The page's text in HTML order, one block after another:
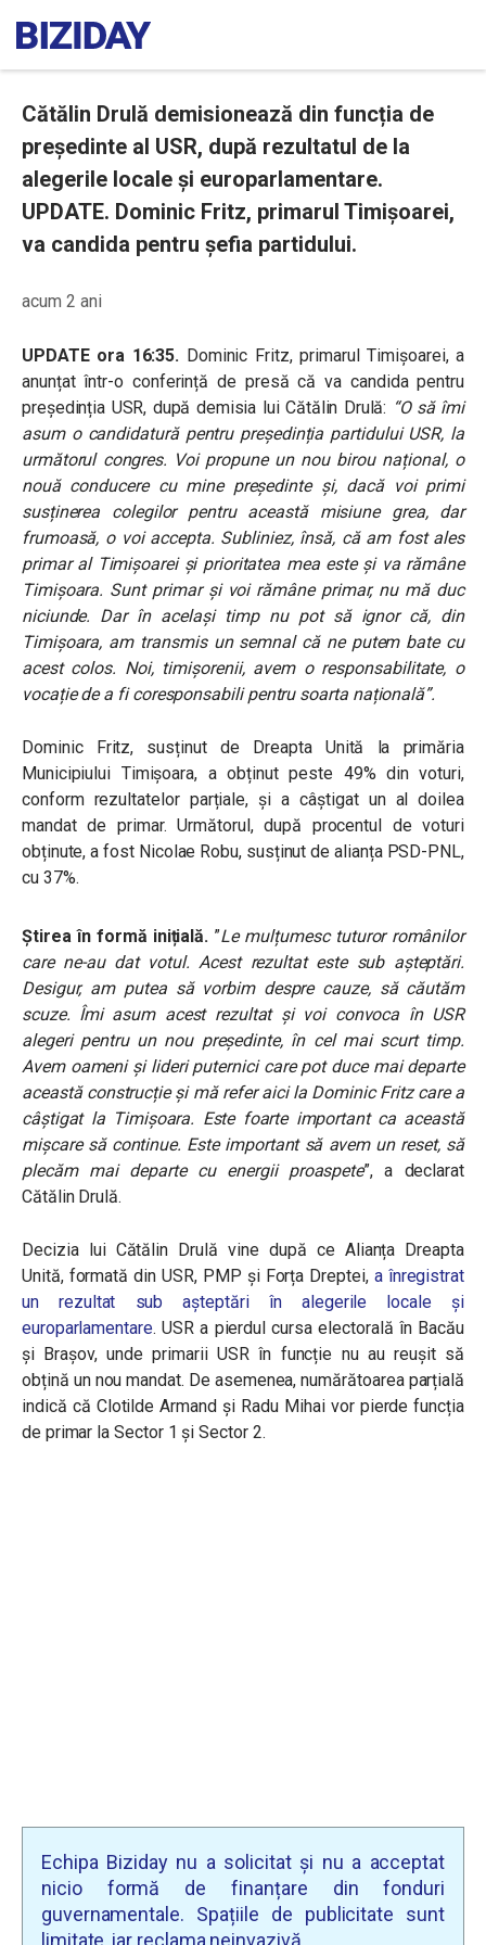
Cătălin Drulă demisionează din funcția de
președinte al USR, după rezultatul de la
alegerile locale și europarlamentare.
UPDATE. Dominic Fritz, primarul Timișoarei,
va candida pentru șefia partidului.
acum 2 ani
UPDATE ora 16:35. Dominic Fritz, primarul Timișoarei, a
anunțat într-o conferință de presă că va candida pentru
președinția USR, după demisia lui Cătălin Drulă: “O să îmi
asum o candidatură pentru președinția partidului USR, la
următorul congres. Voi propune un nou birou național, o
nouă conducere cu mine președinte și, dacă voi primi
susținerea colegilor pentru această misiune grea, dar
frumoasă, o voi accepta. Subliniez, însă, că am fost ales
primar al Timișoarei și prioritatea mea este și va rămâne
Timișoara. Sunt primar și voi rămâne primar, nu mă duc
niciunde. Dar în același timp nu pot să ignor că, din
Timișoara, am transmis un semnal că ne putem bate cu
acest colos. Noi, timișorenii, avem o responsabilitate, o
vocație de a fi coresponsabili pentru soarta națională”.
Dominic Fritz, susținut de Dreapta Unită la primăria
Municipiului Timișoara, a obținut peste 49% din voturi,
conform rezultatelor parțiale, și a câștigat un al doilea
mandat de primar. Următorul, după procentul de voturi
obținute, a fost Nicolae Robu, susținut de alianța PSD-PNL,
cu 37%.
Știrea în formă inițială. ”Le mulțumesc tuturor românilor
care ne-au dat votul. Acest rezultat este sub așteptări.
Desigur, am putea să vorbim despre cauze, să căutăm
scuze. Îmi asum acest rezultat și voi convoca în USR
alegeri pentru un nou președinte, în cel mai scurt timp.
Avem oameni și lideri puternici care pot duce mai departe
această construcție și mă refer aici la Dominic Fritz care a
câștigat la Timișoara. Este foarte important ca această
mișcare să continue. Este important să avem un reset, să
plecăm mai departe cu energii proaspete”, a declarat
Cătălin Drulă.
Decizia lui Cătălin Drulă vine după ce Alianța Dreapta
Unită, formată din USR, PMP și Forța Dreptei, a înregistrat
un rezultat sub așteptări în alegerile locale și
europarlamentare. USR a pierdul cursa electorală în Bacău
și Brașov, unde primarii USR în funcție nu au reușit să
obțină un nou mandat. De asemenea, numărătoarea parțială
indică că Clotilde Armand și Radu Mihai vor pierde funcția
de primar la Sector 1 și Sector 2.
Echipa Biziday nu a solicitat și nu a acceptat
nicio formă de finanțare din fonduri
guvernamentale. Spațiile de publicitate sunt
limitate, iar reclama neinvazivă.